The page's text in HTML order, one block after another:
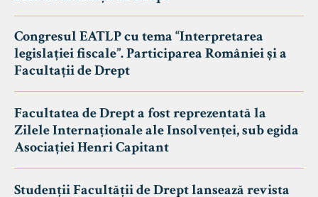
Congresul EATLP cu tema “Interpretarea
legislației fiscale”. Participarea României și a
Facultații de Drept
Facultatea de Drept a fost reprezentată la
Zilele Internaționale ale Insolvenței, sub egida
Asociației Henri Capitant
Studenții Facultății de Drept lansează revista